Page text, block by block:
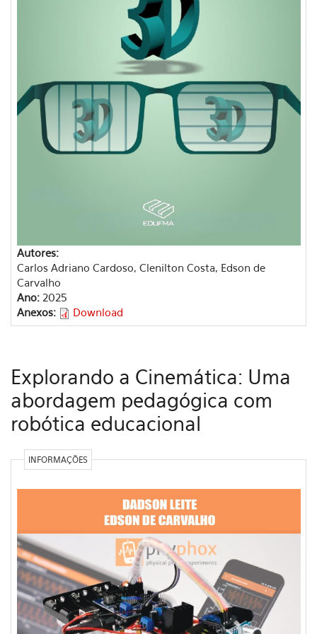
Autores:
Carlos Adriano Cardoso, Clenilton Costa, Edson de
Carvalho
Ano: 2025
Anexos:
Download
Explorando a Cinemática: Uma
abordagem pedagógica com
robótica educacional
INFORMAÇÕES